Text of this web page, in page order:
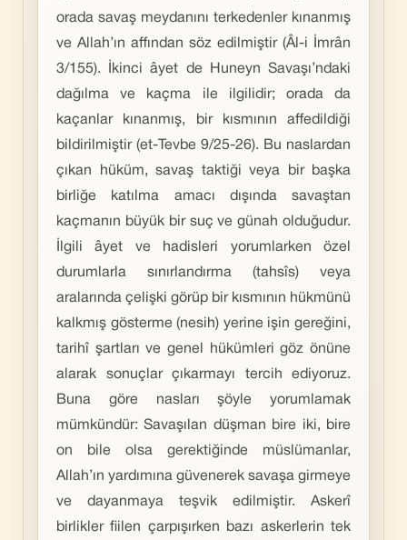
orada savaş meydanını terkedenler kınanmış
ve Allah’ın affından söz edilmiştir (Âl-i İmrân
3/155). İkinci âyet de Huneyn Savaşı’ndaki
dağılma ve kaçma ile ilgilidir; orada da
kaçanlar kınanmış, bir kısmının affedildiği
bildirilmiştir (et-Tevbe 9/25-26). Bu naslardan
çıkan hüküm, savaş taktiği veya bir başka
birliğe katılma amacı dışında savaştan
kaçmanın büyük bir suç ve günah olduğudur.
İlgili âyet ve hadisleri yorumlarken özel
durumlarla sınırlandırma (tahsîs) veya
aralarında çelişki görüp bir kısmının hükmünü
kalkmış gösterme (nesih) yerine işin gereğini,
tarihî şartları ve genel hükümleri göz önüne
alarak sonuçlar çıkarmayı tercih ediyoruz.
Buna göre nasları şöyle yorumlamak
mümkündür: Savaşılan düşman bire iki, bire
on bile olsa gerektiğinde müslümanlar,
Allah’ın yardımına güvenerek savaşa girmeye
ve dayanmaya teşvik edilmiştir. Askerî
birlikler fiilen çarpışırken bazı askerlerin tek